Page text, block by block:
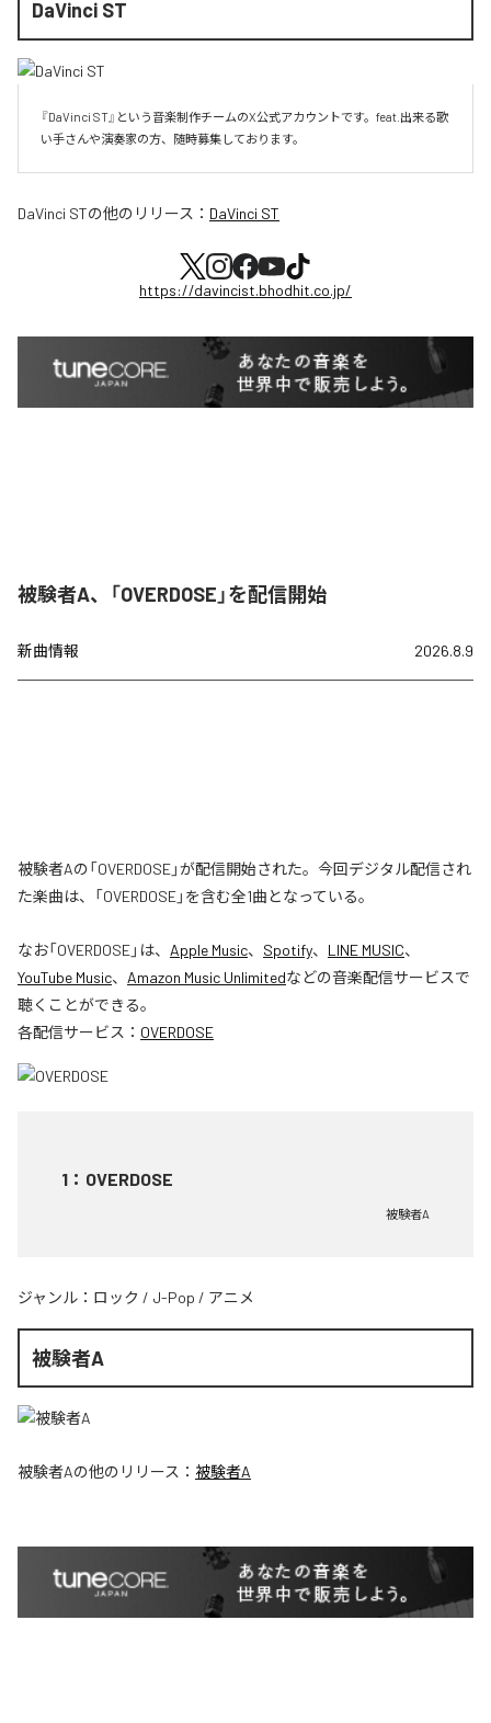
DaVinci ST
『DaVinci ST』という音楽制作チームのX公式アカウントです。feat.出来る歌
い手さんや演奏家の方、随時募集しております。
DaVinci STの他のリリース： DaVinci ST
https://davincist.bhodhit.co.jp/
被験者A、「OVERDOSE」を配信開始
新曲情報 2026.8.9
被験者Aの「OVERDOSE」が配信開始された。今回デジタル配信され
た楽曲は、「OVERDOSE」を含む全1曲となっている。
なお「OVERDOSE」は、 Apple Music、 Spotify、 LINE MUSIC、
YouTube Music、 Amazon Music Unlimitedなどの音楽配信サービスで
聴くことができる。
各配信サービス： OVERDOSE
1 ： OVERDOSE
被験者A
ジャンル： ロック / J-Pop / アニメ
被験者A
被験者Aの他のリリース： 被験者A